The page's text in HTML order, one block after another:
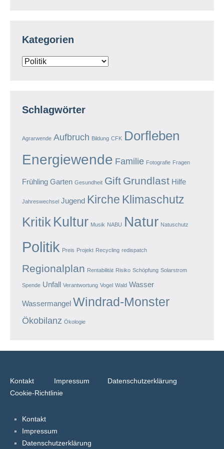
Kategorien
Kategorien
Schlagwörter
Agrarwende Aufbruch Bildung CFK Dorfleben
Energiewende Familie Fotografie Fragen
Frühling Garten Gesundheit Gift Grundlast Hilfe
Jahreswechsel Jugend Kirche Klimaschutz
Kritik Kultur Musik NABU Natur Natuschutz
Politik Preis Projekt Recycling redispatch
Regionalplan Rentabilität Risiko Schöpfung Solarstrom
Spende Unfall Verantwortung Vogel Wald Wasser
Wassermangel Windrad-Monster
Ökobilanz Ökologie
Kontakt Impressum
Datenschutzerklärung
Cookie-Richtlinie
Kontakt
Impressum
Datenschutzerklärung